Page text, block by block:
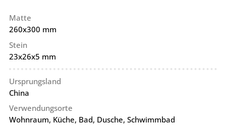
Matte
260x300 mm
Stein
23x26x5 mm
Ursprungsland
China
Verwendungsorte
Wohnraum, Küche, Bad, Dusche, Schwimmbad